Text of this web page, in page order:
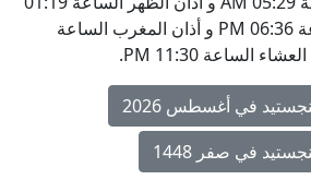
PM و أذان العصر الساعة 06:36 PM و أذان المغرب الساعة
في أغسطس 2026
في صفر 1448